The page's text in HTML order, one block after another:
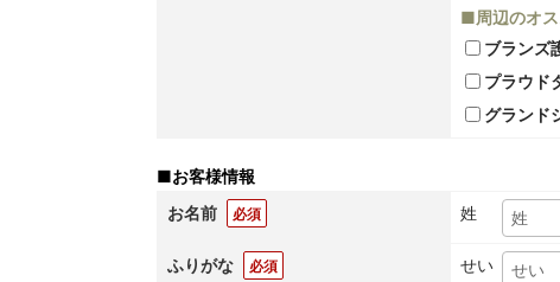
■周辺のオ
ブランズ
プラウド
グランド
■お客様情報
お名前
必須 姓
ふりがな 必須 せい